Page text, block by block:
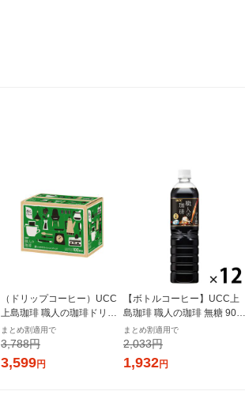
（ドリップコーヒー）UCC
上島珈琲 職人の珈琲ドリッ
プコーヒー 深いコクのスペ
シャルブレンド 1箱（100袋
入）
まとめ割適用で
3,788円
3,599円
【ボトルコーヒー】UCC上
島珈琲 職人の珈琲 無糖 900
ml 1箱（12本入）
まとめ割適用で
2,033円
1,932円